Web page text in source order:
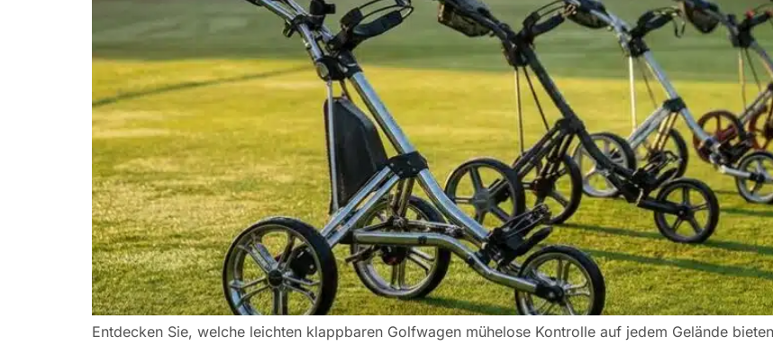
Entdecken Sie, welche leichten klappbaren Golfwagen mühelose Kontrolle auf jedem Gelände